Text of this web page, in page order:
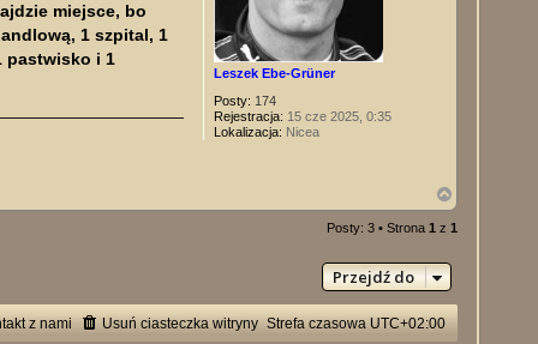
Leszek Ebe-Grüner
Posty: 174
Rejestracja: 15 cze 2025, 0:35
Lokalizacja: Nicea
miejsce, bo
1 szpital, 1
pastwisko i 1
a
g
Posty: 3 • Strona 1 z 1
Przejdź do
Strefa czasowa UTC+02:00
Usuń ciasteczka witryny
z nami